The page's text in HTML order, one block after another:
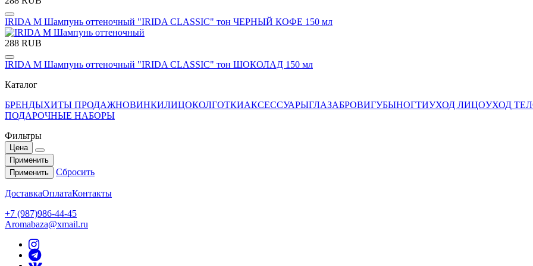
IRIDA М Шампунь оттеночный "IRIDA CLASSIC" тон ЧЕРНЫЙ КОФЕ 150 мл
288 RUB
IRIDA М Шампунь оттеночный "IRIDA CLASSIC" тон ШОКОЛАД 150 мл
Каталог
БРЕНДЫХИТЫ ПРОДАЖНОВИНКИЛИЦОКОЛГОТКИАКСЕССУАРЫГЛАЗАБРОВИГУБЫНОГТИУХОД ЛИЦОУХОД
ПОДАРОЧНЫЕ НАБОРЫ
Фильтры
Цена
Применить
Применить
Сбросить
ДоставкаОплатаКонтакты
+7 (987)986-44-45
Aromabaza@xmail.ru